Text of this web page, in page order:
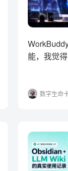
能，我觉
数字生命